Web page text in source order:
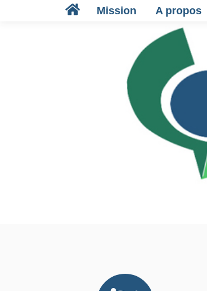
Mission A propos